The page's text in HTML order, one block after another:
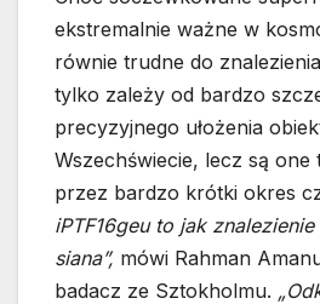
ekstremalnie ważne w
równie trudne do
tylko zależy od bardzo
precyzyjnego ułożenia
Wszechświecie, lecz są one
przez bardzo krótki okres
iPTF16geu to jak
siana”, mówi Rahman
badacz ze Sztokholmu.